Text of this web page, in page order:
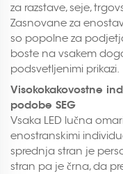
za razstave, seje,
Zasnovane za
so popolne za
boste na vsakem
podsvetljenimi prikazi.
Visokokakovostne
podobe SEG
Vsaka LED lučna
enostranskimi
sprednja stran je
stran pa je črna, da